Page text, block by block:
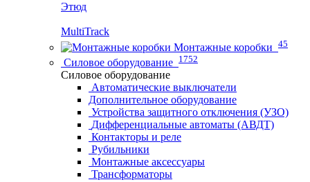
Этюд
MultiTrack
Монтажные коробки 45
Силовое оборудование 1752
Силовое оборудование
Автоматические выключатели
Дополнительное оборудование
Устройства защитного отключения (УЗО)
Дифференциальные автоматы (АВДТ)
Контакторы и реле
Рубильники
Монтажные аксессуары
Трансформаторы